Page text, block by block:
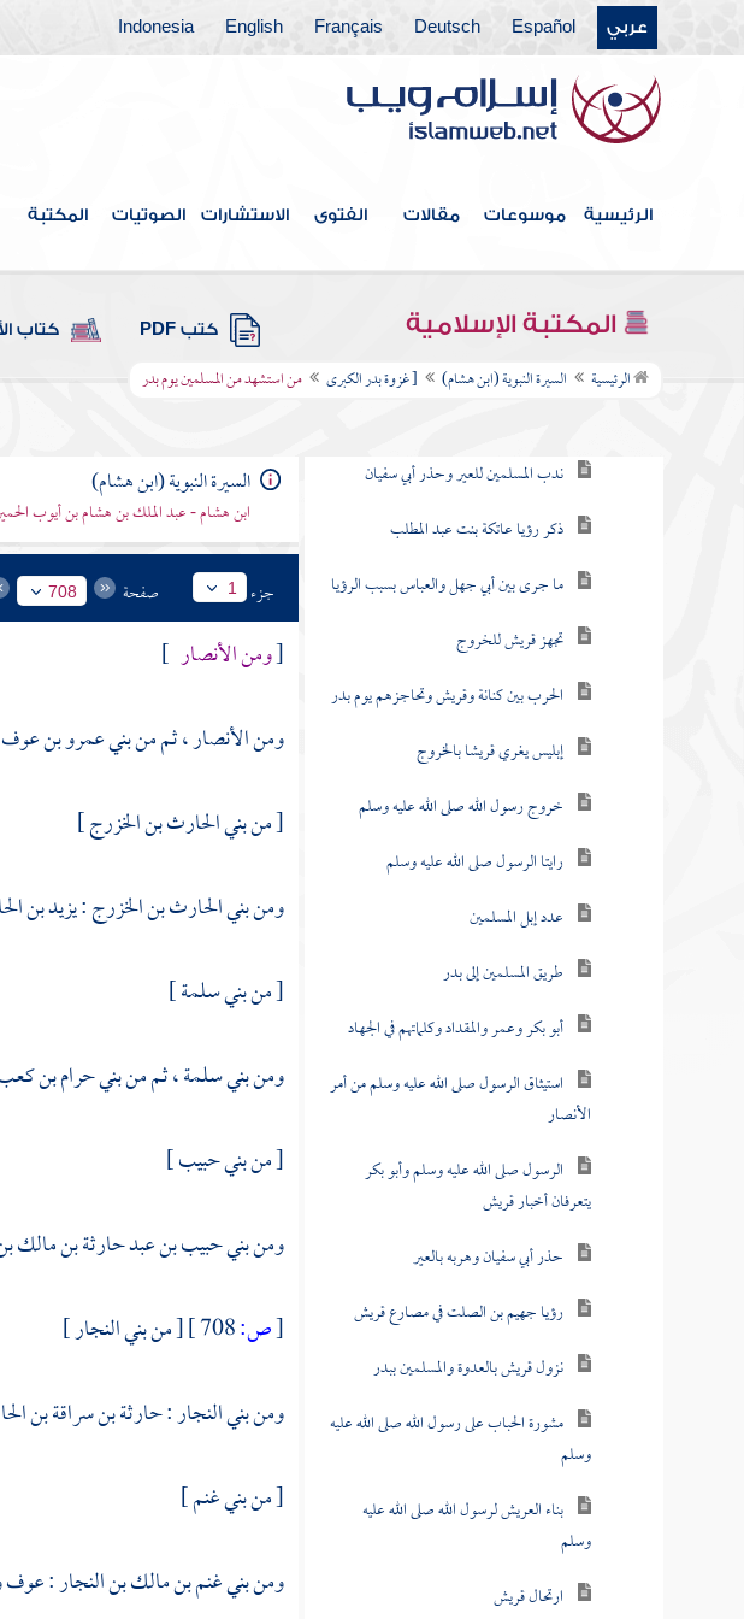
عربي Español
Deutsch
Français
English
Indonesia
الرئيسية موسوعات مقالات الفتوى الاستشارات الصوتيات المكتبة
المكتبة الإسلامية كتب PDF كتاب
الرئيسية السيرة النبوية (ابن هشام) [ غزوة بدر الكبرى من استشهد من المسلمين يوم بدر
غزوة العشيرة
سرية سعد بن أبي وقاص
غزوة صفوان وهي غزوة بدر الأولى
عن الشهر الحرام "
[ غزوة بدر الكبرى
ندب المسلمين للعير وحذر أبي سفيان
ذكر رؤيا عاتكة بنت عبد المطلب
ما جرى بين أبي جهل والعباس بسبب الرؤيا
تجهز قريش للخروج
الحرب بين كنانة وقريش وتحاجزهم يوم بدر
إبليس يغري قريشا بالخروج
خروج رسول الله صلى الله عليه وسلم
رايتا الرسول صلى الله عليه وسلم
عدد إبل المسلمين
طريق المسلمين إلى بدر
أبو بكر وعمر والمقداد وكلماتهم في الجهاد
استيثاق الرسول صلى الله عليه وسلم من أمر
الأنصار
الرسول صلى الله عليه وسلم وأبو بكر
يتعرفان أخبار قريش
حذر أبي سفيان وهربه بالعير
رؤيا جهيم بن الصلت في مصارع قريش
نزول قريش بالعدوة والمسلمين ببدر
مشورة الحباب على رسول الله صلى الله عليه
وسلم
بناء العريش لرسول الله صلى الله عليه
وسلم
ارتحال قريش
السيرة النبوية (ابن هشام)
ابن هشام - عبد الملك بن هشام بن أيوب
جزء 1 صفحة 708
[ومنالأنصار ]
ومنالأنصار، ثم منبني عمرو بن عوف
[ من بنيالحارث بن الخزرج]
ومنبني الحارث بن الخزرج:يزيد بن
[ منبني سلمة]
ومنبني سلمة، ثم منبني حرام بن
[ منبني حبيب]
ومنبني حبيب بن عبد حارثة بن
[ص: [ منبني النجار]
ومنبني النجار:حارثة بن سراقة بن
[ من بني غنم ]
ومنبني غنم بن مالك بن النجار:عوف